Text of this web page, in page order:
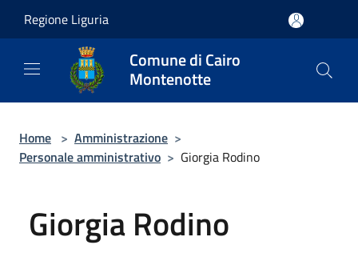
Regione Liguria
Comune di Cairo
Montenotte
Home > Amministrazione >
Personale amministrativo > Giorgia Rodino
Giorgia Rodino